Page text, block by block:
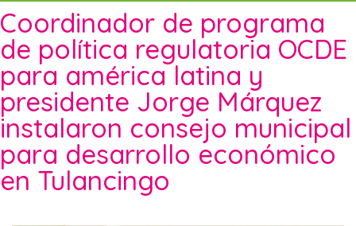
Coordinador de programa
de política regulatoria OCDE
para américa latina y
presidente Jorge Márquez
instalaron consejo municipal
para desarrollo económico
en Tulancingo